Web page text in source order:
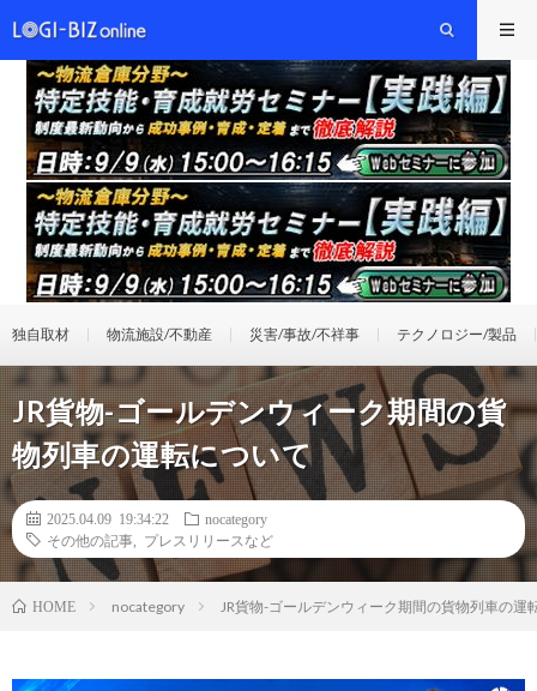
独自取材 物流施設/不動産 災害/事故/不祥事 テクノロジー/製品
JR貨物-ゴールデンウィーク期間の貨
物列車の運転について
2025.04.09 19:34:22
nocategory
その他の記事
プレスリリースなど
HOME nocategory JR貨物-ゴールデンウィーク期間の貨物列車の運